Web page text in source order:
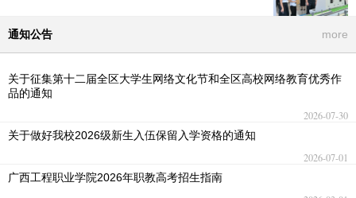
通知公告 more
关于征集第十二届全区大学生网络文化节和全区高校网络教育优秀作
品的通知
2026-07-30
关于做好我校2026级新生入伍保留入学资格的通知
2026-07-01
广西工程职业学院2026年职教高考招生指南